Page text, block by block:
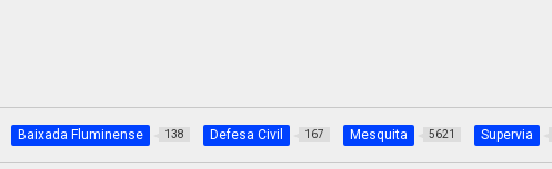
Baixada Fluminense 138 Defesa Civil 167 Mesquita 5621 Supervia